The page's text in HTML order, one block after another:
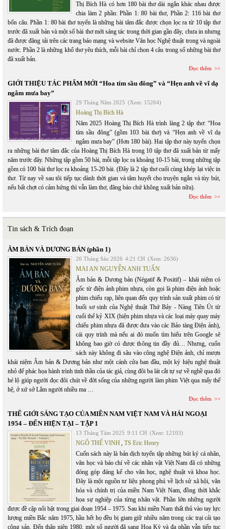
Thị Bích Hà có hơn 180 bài thơ dài ngắn khác nhau được
chia làm 2 phần: Phần 1: 80 bài thơ, Phần 2: 116 bài thơ
bốn câu. Phần 1: 80 bài thơ tuyển là những bài tâm đắc được chọn lọc ra từ 10 tập thơ
trước đã xuất bản và một số bài thơ mới sáng tác trong thời gian gần đây, chưa in nhưng
đã được đăng tải trên các trang báo mạng và website Văn học Nghệ thuật trong và ngoài
nước. Phần 2 là những khổ thơ yêu thích, mỗi bài chỉ chon 4 câu trong số những bài thơ
đã xuất bản.
Đọc thêm
GIỚI THIỆU TÁC PHẨM MỚI “Hoa tím sầu đông” và “Hẹn anh về vĩ dạ
ngắm mưa bay”
29 Tháng Năm 2025 (Xem: 15264)
Hoàng Thị Bích Hà
Năm 2025 Hoàng Thị Bích Hà trình làng 2 tập thơ: “Hoa
tím sầu đông” (gồm 103 bài thơ) và “Hẹn anh về vĩ dạ
ngắm mưa bay” (Hơn 180 bài). Hai tập thơ này tuyển chọn
ra những bài thơ tâm đắc của Hoàng Thị Bích Hà trong 10 tập thơ đã xuất bản từ mấy
năm trước đây. Những tập gồm 50 bài, mỗi tập lọc ra khoảng 10-15 bài, trong những tập
gồm có 100 bài thơ lọc ra khoảng 15-20 bài. (Đây là 2 tập thơ cuối cùng khép lại việc in
thơ. Từ nay về sau tôi tiếp tục dành thời gian và tâm huyết cho truyện ngắn và tùy bút,
nếu bất chợt có cảm hứng thì vẫn làm thơ, đăng báo chứ không xuất bản nữa).
Đọc thêm
Tin sách & Trích đoạn
ÂM BẢN VÀ DƯƠNG BẢN (phần 1)
26 Tháng Sáu 2026 4:21 CH (Xem: 2636)
MAI AN NGUYỄN ANH TUẤN
Âm bản & Dương bản (Négatif & Positif) – khái niệm có
gốc từ điện ảnh phim nhựa, còn gọi là phim điện ảnh hoặc
phim chiếu rạp, liên quan đến quy trình sản xuất phim có từ
buổi sơ sinh của Nghệ thuật Thứ Bảy - Nàng Tiên Út từ
cuối thế kỷ XIX (hiện phim nhựa và các loại máy quay máy
chiếu phim nhựa đã được đưa vào các Bảo tàng Điện ảnh),
cái quy trình mà nếu ai đó muốn tìm hiểu trên Google sẽ
không bao giờ có được thông tin đầy đủ… Nhưng, cuốn
sách này không đi sâu vào công nghệ Điện ảnh, chỉ mượn
khái niệm Âm bản & Dương bản như một cánh cửa ban đầu, một ký hiệu nghệ thuật
nhỏ để phác họa hành trình tinh thần của tác giả, cùng đôi ba lát cắt tự sự về nghề qua đó
hé lộ giúp người đọc đôi chút về đời sống của những người làm phim Việt qua mấy thế
hệ, ở xứ sở Lắm người nhiều ma …
Đọc thêm
THẾ GIỚI SÁNG TẠO CỦA MIỀN NAM VIỆT NAM VÀ HẢI NGOẠI
1954 – ĐẾN HIỆN TẠI – TẬP 1
13 Tháng Tám 2025 9:11 CH (Xem: 12103)
NGÔ THẾ VINH, TS Eric Henry
Cuốn sách này là bản dịch tuyển tập những bút ký cá nhân,
văn học và báo chí về các nhân vật Việt Nam đã có những
đóng góp đáng kể cho văn học, nghệ thuật và khoa học.
Đây là một nguồn tư liệu phong phú về lịch sử xã hội, văn
hóa và chính trị của miền Nam Việt Nam, đồng thời khắc
họa sự nghiệp của từng nhân vật. Phần lớn những người
được đề cập nổi bật trong giai đoạn 1954 – 1975. Sau khi miền Nam thất thủ vào tay lực
lượng miền Bắc năm 1975, hầu hết họ đều bị giam giữ nhiều năm trong các trại cải tạo
cộng sản. Đến thập niên 1980, một số người đã sang Hoa Kỳ và đa phần vẫn tiếp tục